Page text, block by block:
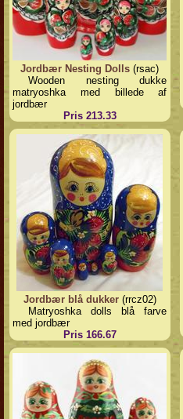
Jordbær Nesting Dolls (rsac)
Wooden nesting dukke
matryoshka med billede af
jordbær
Pris 213.33
Jordbær blå dukker(rrcz02)
Matryoshka dolls blå farve
med jordbær
Pris 166.67